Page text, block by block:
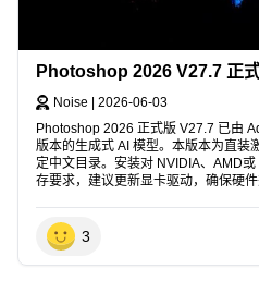
Photoshop 2026 V27.7 正
Noise | 2026-06-03
Photoshop 2026 正式版 V27.7 已由
版本的生成式 AI 模型。本版本为直装
定中文目录。安装对 NVIDIA、AMD
存要求，建议更新显卡驱动，确保硬件
3